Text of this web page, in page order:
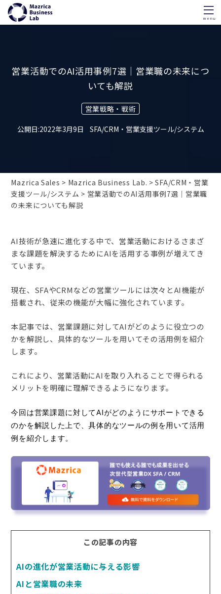
menu
営業活動でのAI活用事例7選｜営業職の未来につ
いても解説
営業戦略・戦術
2022年3月9日 SFA/CRM・営業支援ツール/システム
Mazrica Sales Mazrica Business Lab.
SFA/CRM・営業
支援ツール/システム
営業活動でのAI活用事例7選｜営業職
の未来についても解説
AI技術が急速に進化する中で、営業活動におけるさまざ
まな課題を解決するためにAIを活用する事例が増えてき
ています。
現在、SFAやCRMなどの営業ツールには次々とAI機能が
搭載され、従来の機能が大幅に強化されています。
本記事では、営業課題に対してAIがどのように役立つの
かを解説し、具体的なツールを用いてその活用例を紹介
します。
これにより、営業活動にAIを取り入れることで得られる
メリットを明確に理解できるようになります。
今回は営業課題に対してAIがどのようにサポートできる
のかを解説した上で、具体的なツールの例を用いて活用
例を紹介します。
この記事の内容
AIの進化が営業活動に与える影響
AIと営業職の未来